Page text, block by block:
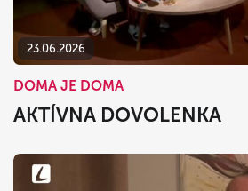
23.06.2026
DOMA JE DOMA
AKTÍVNA DOVOLENKA